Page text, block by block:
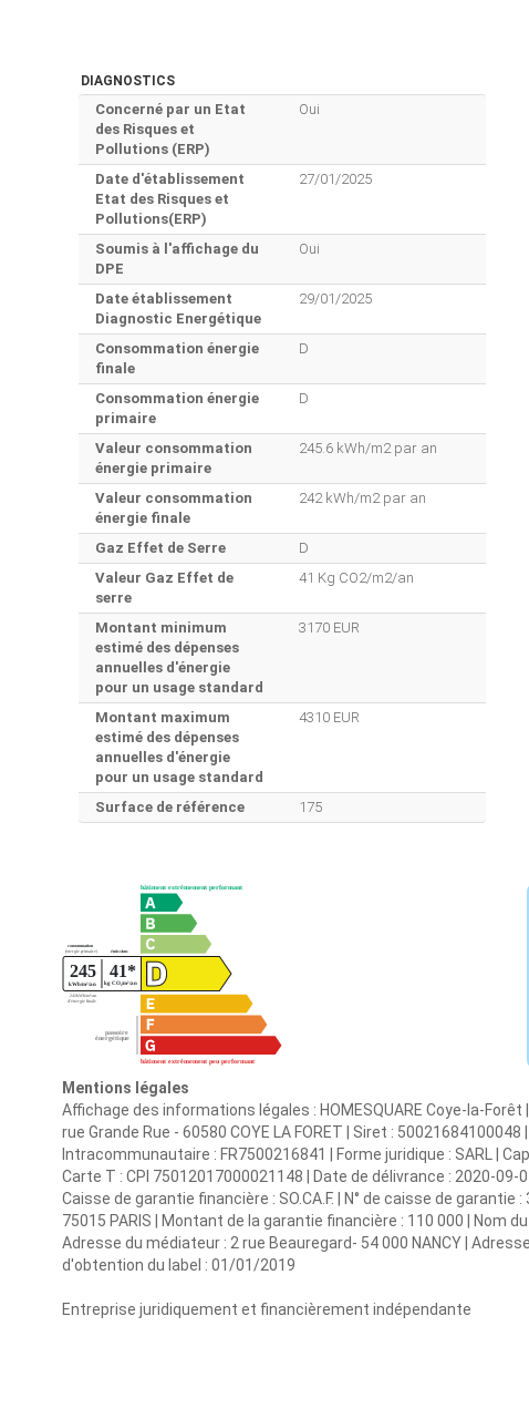
DIAGNOSTICS
Concerné par un Etat
des Risques et
Pollutions (ERP)
Oui
Date d'établissement
Etat des Risques et
Pollutions(ERP)
27/01/2025
Soumis à l'affichage du
DPE
Oui
Date établissement
Diagnostic Energétique
29/01/2025
Consommation énergie
finale
D
Consommation énergie
primaire
D
Valeur consommation
énergie primaire
245.6 kWh/m2 par an
Valeur consommation
énergie finale
242 kWh/m2 par an
Gaz Effet de Serre
D
Valeur Gaz Effet de
serre
41 Kg CO2/m2/an
Montant minimum
estimé des dépenses
annuelles d'énergie
pour un usage standard
3170 EUR
Montant maximum
estimé des dépenses
annuelles d'énergie
pour un usage standard
4310 EUR
Surface de référence 175
Mentions légales
Affichage des informations légales : HOMESQUARE Coye-la-Forêt
rue Grande Rue - 60580 COYE LA FORET | Siret : 50021684100048
Intracommunautaire : FR7500216841 | Forme juridique : SARL |
Carte T : CPI 75012017000021148 | Date de délivrance : 2020-09-
Caisse de garantie financière : SO.CA.F. | N° de caisse de
75015 PARIS | Montant de la garantie financière : 110 000 | Nom du
Adresse du médiateur : 2 rue Beauregard- 54 000 NANCY |
d'obtention du label : 01/01/2019
Entreprise juridiquement et financièrement indépendante